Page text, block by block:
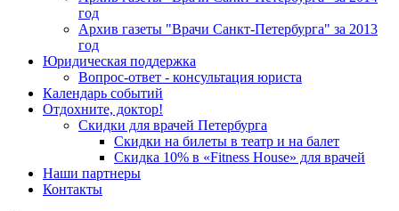
год
Архив газеты "Врачи Санкт-Петербурга" за 2013
год
Юридическая поддержка
Вопрос-ответ - консультация юриста
Календарь событий
Отдохните, доктор!
Скидки для врачей Петербурга
Скидки на билеты в театр и на балет
Скидка 10% в «Fitness House» для врачей
Наши партнеры
Контакты